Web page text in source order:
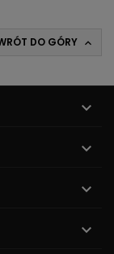
DO GÓRY 



